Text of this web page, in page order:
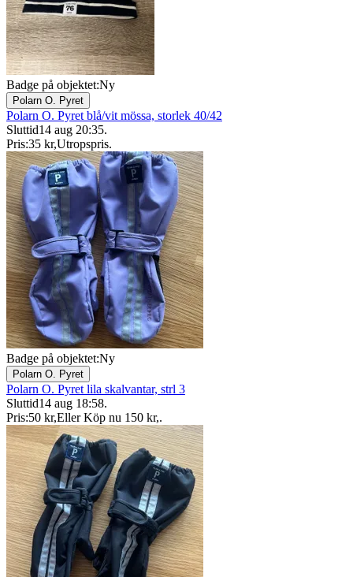
Badge på objektet:Ny
Polarn O. Pyret
Polarn O. Pyret blå/vit mössa, storlek 40/42
Sluttid14 aug 20:35.
Pris:35 kr,Utropspris.
Badge på objektet:Ny
Polarn O. Pyret
Polarn O. Pyret lila skalvantar, strl 3
Sluttid14 aug 18:58.
Pris:50 kr,Eller Köp nu 150 kr,.